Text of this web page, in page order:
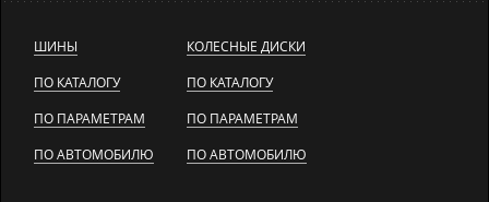
ШИНЫ
ПО КАТАЛОГУ
ПО ПАРАМЕТРАМ
ПО АВТОМОБИЛЮ
КОЛЕСНЫЕ ДИСКИ
ПО КАТАЛОГУ
ПО ПАРАМЕТРАМ
ПО АВТОМОБИЛЮ